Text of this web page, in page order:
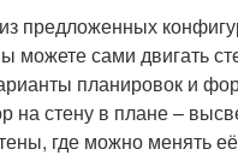
предложенных
можете сами двигать
планировок и
на стену в плане –
где можно менять